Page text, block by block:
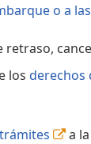
o a las
los derechos
trámites a